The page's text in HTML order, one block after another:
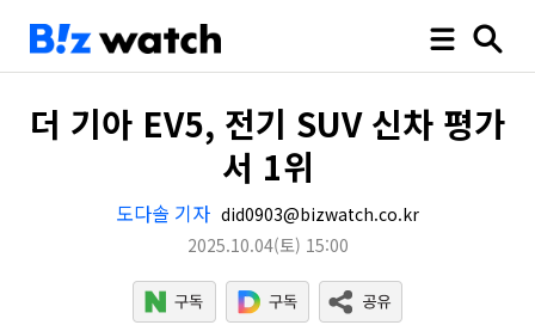
더 기아 EV5, 전기 SUV 신차 평가
서 1위
도다솔 기자 did0903@bizwatch.co.kr
2025.10.04(토) 15:00